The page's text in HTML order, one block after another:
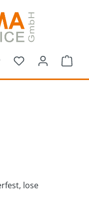
Du hast 0